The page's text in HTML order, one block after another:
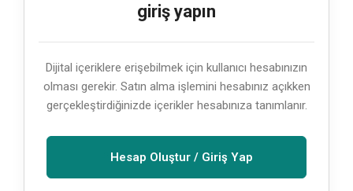
giriş yapın
Dijital içeriklere erişebilmek için kullanıcı hesabınızın
olması gerekir. Satın alma işlemini hesabınız açıkken
gerçekleştirdiğinizde içerikler hesabınıza tanımlanır.
Hesap Oluştur / Giriş Yap